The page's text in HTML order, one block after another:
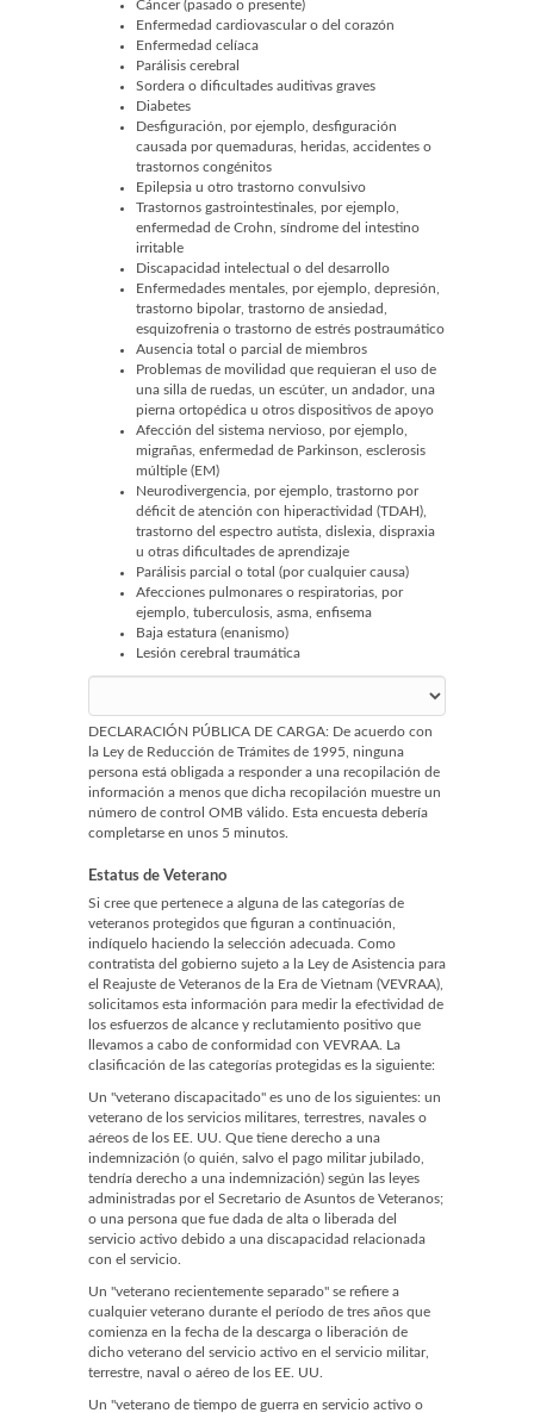
Cáncer (pasado o presente)
Enfermedad cardiovascular o del corazón
Enfermedad celíaca
Parálisis cerebral
Sordera o dificultades auditivas graves
Diabetes
Desfiguración, por ejemplo, desfiguración
causada por quemaduras, heridas, accidentes o
trastornos congénitos
Epilepsia u otro trastorno convulsivo
Trastornos gastrointestinales, por ejemplo,
enfermedad de Crohn, síndrome del intestino
irritable
Discapacidad intelectual o del desarrollo
Enfermedades mentales, por ejemplo, depresión,
trastorno bipolar, trastorno de ansiedad,
esquizofrenia o trastorno de estrés postraumático
Ausencia total o parcial de miembros
Problemas de movilidad que requieran el uso de
una silla de ruedas, un escúter, un andador, una
pierna ortopédica u otros dispositivos de apoyo
Afección del sistema nervioso, por ejemplo,
migrañas, enfermedad de Parkinson, esclerosis
múltiple (EM)
Neurodivergencia, por ejemplo, trastorno por
déficit de atención con hiperactividad (TDAH),
trastorno del espectro autista, dislexia, dispraxia
u otras dificultades de aprendizaje
Parálisis parcial o total (por cualquier causa)
Afecciones pulmonares o respiratorias, por
ejemplo, tuberculosis, asma, enfisema
Baja estatura (enanismo)
Lesión cerebral traumática
DECLARACIÓN PÚBLICA DE CARGA: De acuerdo con
la Ley de Reducción de Trámites de 1995, ninguna
persona está obligada a responder a una recopilación de
información a menos que dicha recopilación muestre un
número de control OMB válido. Esta encuesta debería
completarse en unos 5 minutos.
Estatus de Veterano
Si cree que pertenece a alguna de las categorías de
veteranos protegidos que figuran a continuación,
indíquelo haciendo la selección adecuada. Como
contratista del gobierno sujeto a la Ley de Asistencia para
el Reajuste de Veteranos de la Era de Vietnam (VEVRAA),
solicitamos esta información para medir la efectividad de
los esfuerzos de alcance y reclutamiento positivo que
llevamos a cabo de conformidad con VEVRAA. La
clasificación de las categorías protegidas es la siguiente:
Un "veterano discapacitado" es uno de los siguientes: un
veterano de los servicios militares, terrestres, navales o
aéreos de los EE. UU. Que tiene derecho a una
indemnización (o quién, salvo el pago militar jubilado,
tendría derecho a una indemnización) según las leyes
administradas por el Secretario de Asuntos de Veteranos;
o una persona que fue dada de alta o liberada del
servicio activo debido a una discapacidad relacionada
con el servicio.
Un "veterano recientemente separado" se refiere a
cualquier veterano durante el período de tres años que
comienza en la fecha de la descarga o liberación de
dicho veterano del servicio activo en el servicio militar,
terrestre, naval o aéreo de los EE. UU.
Un "veterano de tiempo de guerra en servicio activo o